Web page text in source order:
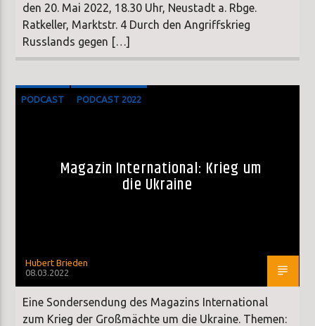
den 20. Mai 2022, 18.30 Uhr, Neustadt a. Rbge.
Ratkeller, Marktstr. 4 Durch den Angriffskrieg
Russlands gegen […]
PODCAST PODCAST 2022
Magazin International: Krieg um
die Ukraine
Hubert Brieden
08.03.2022
Eine Sondersendung des Magazins International
zum Krieg der Großmächte um die Ukraine. Themen: